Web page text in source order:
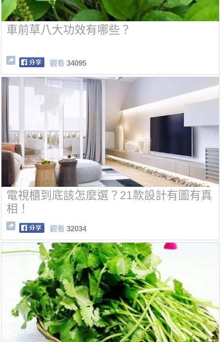
車前草八大功效有哪些？
觀看 34095
電視櫃到底該怎麼選？21款設計有圖有真
相！
觀看 32034